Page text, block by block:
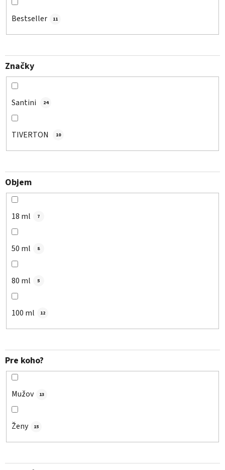
Bestseller 11
Značky
Santini 24
TIVERTON 10
Objem
18 ml 7
50 ml 8
80 ml 5
100 ml 12
Pre koho?
Mužov 13
Ženy 15